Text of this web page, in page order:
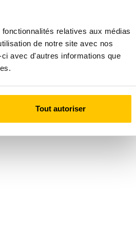
relatives aux médias
de notre site avec nos
avec d'autres informations que
Tout autoriser